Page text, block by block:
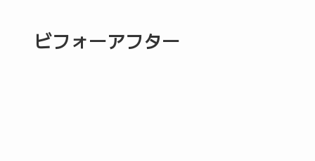
ビフォーアフター